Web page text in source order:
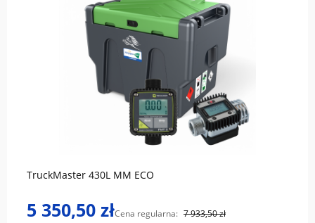
TruckMaster 430L MM ECO
5 350,50 złCena regularna: 7 933,50 zł
do koszyka